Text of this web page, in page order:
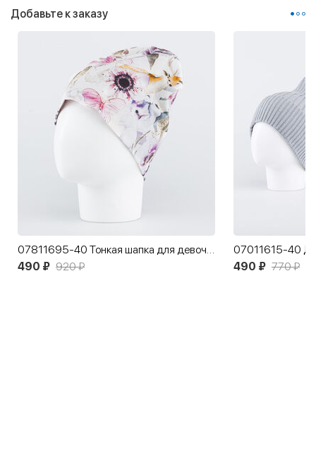
Добавьте к заказу
07811695-40 Тонкая шапка для девочки Флора
490 ₽ 920 ₽ 490 ₽ 770 ₽